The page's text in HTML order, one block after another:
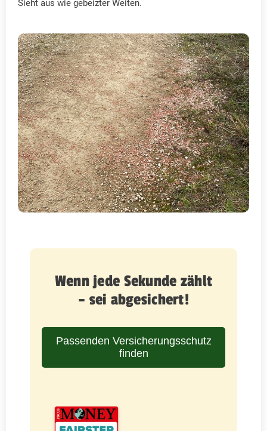
Sieht aus wie gebeizter Weiten.
Wenn jede Sekunde zählt
– sei abgesichert!
Passenden Versicherungsschutz
finden